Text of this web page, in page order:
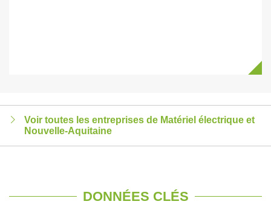
Voir toutes les entreprises de Matériel électrique et
Nouvelle-Aquitaine
DONNÉES CLÉS